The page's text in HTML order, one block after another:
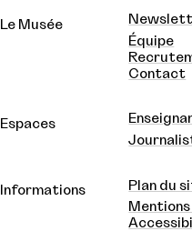
Le Musée
Équipe
Contact
Espaces
Informations
Plan du